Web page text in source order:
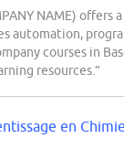
NAME) offers
automation,
courses in
resources.”
en